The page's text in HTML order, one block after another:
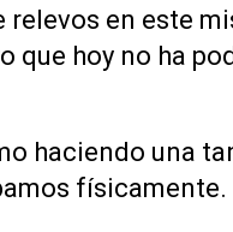
relevos en este
que hoy no ha
haciendo una
físicamente.